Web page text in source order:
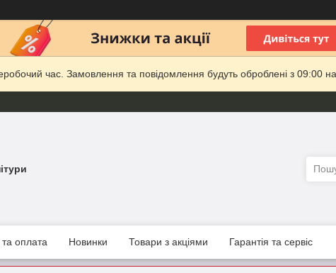
час. Замовлення та повідомлення будуть оброблені з 09:00
оплата Новинки Товари з акціями Гарантія та сервіс